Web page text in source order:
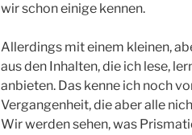
wir schon einige kennen.
Allerdings mit einem kleinen,
aus den Inhalten, die ich lese,
anbieten. Das kenne ich noch
Vergangenheit, die aber alle
Wir werden sehen, was